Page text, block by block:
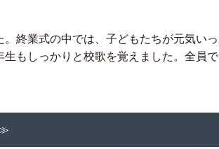
終業式の中では、子どもたちが元気いっ
もしっかりと校歌を覚えました。全員で